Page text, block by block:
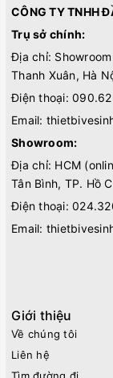
CÔNG TY TNHH
Trụ sở chính:
Địa chỉ:
Thanh Xuân, Hà
Điện thoại:
Email:
Showroom:
Địa chỉ: HCM
Tân Bình, TP. Hồ
Điện thoại:
Email:
Giới thiệu
Về chúng tôi
Liên hệ
Tìm đường đi